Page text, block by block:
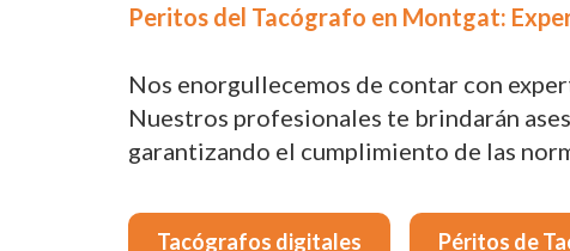
Peritos del Tacógrafo en Montgat:
Nos enorgullecemos de contar con
Nuestros profesionales te brindarán
garantizando el cumplimiento de las
Tacógrafos digitales Péritos de